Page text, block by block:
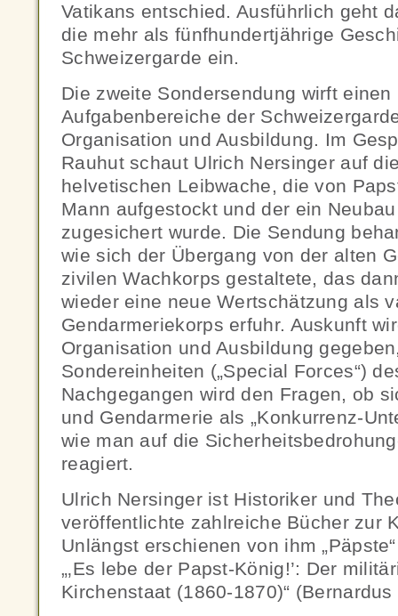
Vatikans entschied. Ausführlich geht
die mehr als fünfhundertjährige
Schweizergarde ein.
Die zweite Sondersendung wirft
Aufgabenbereiche der
Organisation und Ausbildung. Im
Rauhut schaut Ulrich Nersinger auf
helvetischen Leibwache, die von
Mann aufgestockt und der ein
zugesichert wurde. Die Sendung
wie sich der Übergang von der alten
zivilen Wachkorps gestaltete, das
wieder eine neue Wertschätzung als
Gendarmeriekorps erfuhr. Auskunft
Organisation und Ausbildung
Sondereinheiten („Special Forces“)
Nachgegangen wird den Fragen, ob
und Gendarmerie als „Konkurrenz-
wie man auf die
reagiert.
Ulrich Nersinger ist Historiker und
veröffentlichte zahlreiche Bücher zur
Unlängst erschienen von ihm
„‚Es lebe der Papst-König!’: Der
Kirchenstaat (1860-1870)“ (Bernardus